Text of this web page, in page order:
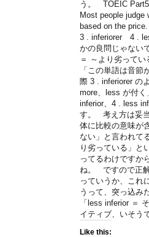
う。 TOEIC
Most people
based on the
3 . inferiorer 4 .
かの良問じゃない
＝ ～より劣って
「この単語は音
際 3 . inferiorer の
more、less が付
inferior、4 . less
す。 考え方は妥
体に比較の意味が
ない」と言われて
り劣っている」と
ってるわけですか
ね。 ですので正
っていうか、これ
うって、突っ込み
「less inferior ＝
イティブ、いそう
Like this: